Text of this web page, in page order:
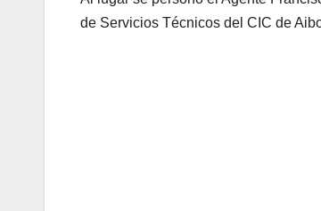
de Servicios Técnicos del CIC de